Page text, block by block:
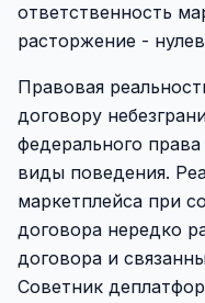
ответственность
расторжение -
Правовая
договору
федерального
виды поведения.
маркетплейса при
договора нередко
договора и
Советник